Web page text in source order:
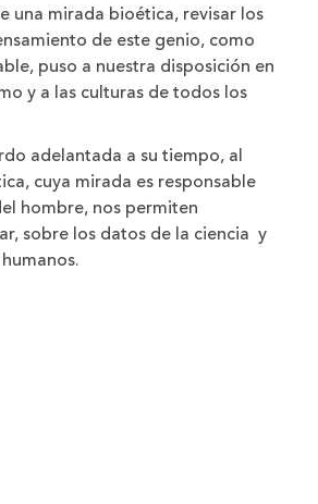
una mirada bioética, revisar los
de este genio, como
puso a nuestra disposición en
y a las culturas de todos los
adelantada a su tiempo, al
cuya mirada es responsable
hombre, nos permiten
sobre los datos de la ciencia y